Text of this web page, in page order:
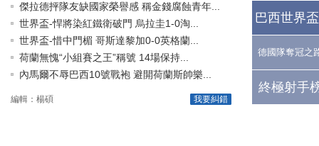
傑拉德抨隊友缺國家榮譽感 稱金錢腐蝕青年...
世界盃-悍將染紅鐵衛破門 烏拉圭1-0淘...
世界盃-惜中門楣 哥斯達黎加0-0英格蘭...
荷蘭無愧“小組賽之王”稱號 14場保持...
內馬爾不辱巴西10號戰袍 避開荷蘭斯帥樂...
我要糾錯
編輯：楊碩
巴西世界
德國隊奪冠之
終極射手